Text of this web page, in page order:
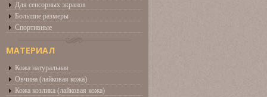
Для сенсорных экранов
Большие размеры
Спортивные
МАТЕРИАЛ
Кожа натуральная
Овчина (лайковая кожа)
Кожа козлика (лайковая кожа)